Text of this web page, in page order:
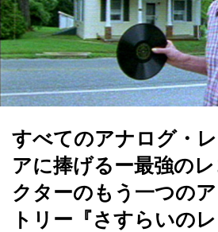
すべてのアナログ・
アに捧げるー最強の
クターのもう一つの
トリー『さすらいの